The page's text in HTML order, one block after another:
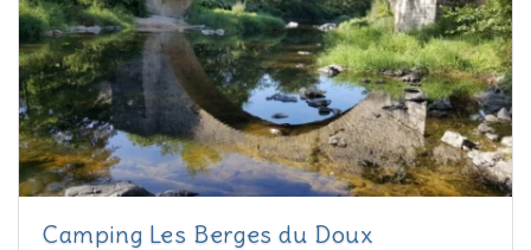
Camping Les Berges du Doux